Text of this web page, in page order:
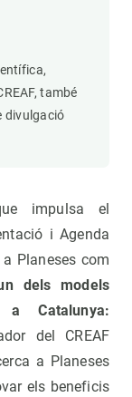
també
divulgació
impulsa el
i Agenda
Planeses com
dels models
a Catalunya:
del CREAF
a Planeses
els beneficis